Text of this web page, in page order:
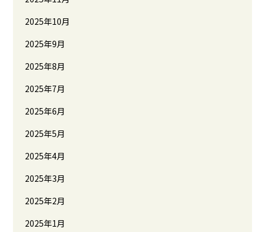
2025年10月
2025年9月
2025年8月
2025年7月
2025年6月
2025年5月
2025年4月
2025年3月
2025年2月
2025年1月